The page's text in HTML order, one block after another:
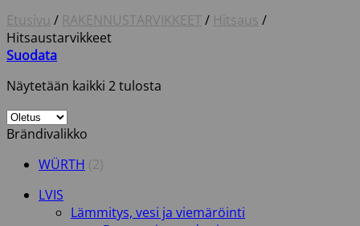
Etusivu / RAKENNUSTARVIKKEET / Hitsaus /
Hitsaustarvikkeet
Suodata
Näytetään kaikki 2 tulosta
Brändivalikko
WÜRTH (2)
LVIS
Lämmitys, vesi ja viemäröinti